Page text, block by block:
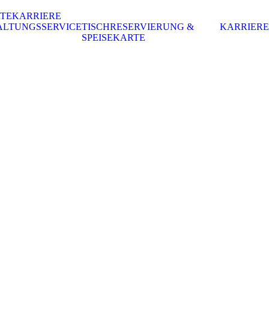
KARRIERE
TISCHRESERVIERUNG &
SPEISEKARTE
KARRIERE